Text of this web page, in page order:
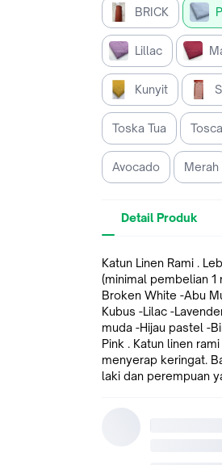
BRICK
Lillac
Kunyit
Toska Tua
Avocado Merah
Detail Produk
Katun Linen Rami .
(minimal pembelian 1
Broken White -Abu
Kubus -Lilac -
muda -Hijau pastel -
Pink . Katun linen
menyerap keringat.
laki dan perempuan